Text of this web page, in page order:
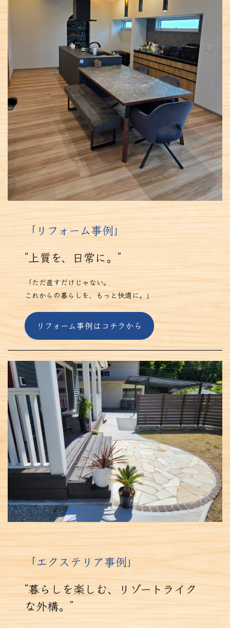
「リフォーム事例」
“上質を、日常に。”
「ただ直すだけじゃない。
これからの暮らしを、もっと快適に。」
リフォーム事例はコチラから
「エクステリア事例」
“暮らしを楽しむ、リゾートライク
な外構。”